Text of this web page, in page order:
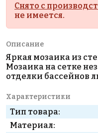
Снято с
не имеется.
Описание
Яркая мозаика из
Мозаика на сетке
отделки бассейнов
Характеристики
Тип товара:
Материал: